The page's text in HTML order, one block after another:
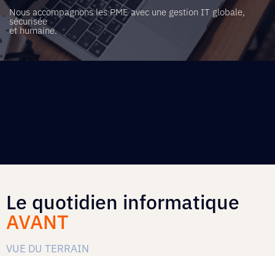
Nous accompagnons les PME avec une gestion IT globale,
sécurisée
et humaine.
Le quotidien informatique
AVANT
VUE DU TERRAIN